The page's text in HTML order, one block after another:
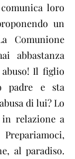
loro
un
Comunione
abbastanza
Il figlio
padre e sta
di lui? Lo
relazione a
al paradiso.